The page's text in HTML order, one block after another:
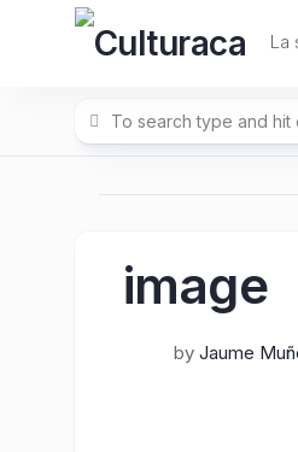
La
image
by Jaume